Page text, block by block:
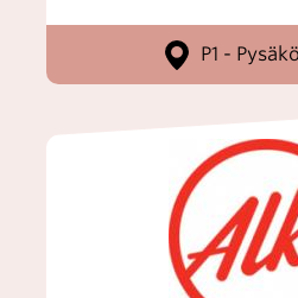
P1 -